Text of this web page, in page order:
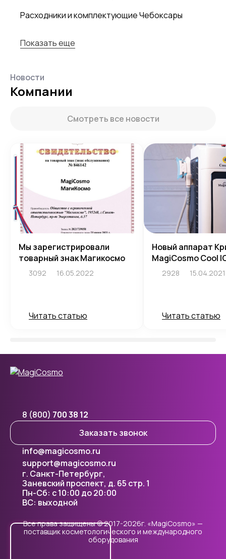
Расходники и комплектующие Чебоксары
Показать еще
Новости
Компании
Смотреть все новости
Мы зарегистрировали
товарный знак Магикосмо
3092 16.05.2022
Читать статью
Новый аппарат
MagiCosmo Cool
2928 15.04.2021
Читать статью
8 (800) 700 38 12
Заказать звонок
г. Санкт-Петербург,
Заневский проспект, д. 65 стр. 1
info@magicosmo.ru
support@magicosmo.ru
Пн-Сб: с 10:00 до 20:00
ВС: выходной
Все права защищены © 2017-2026г. «MagiCosmo» —
поставщик косметологического и международного
оборудования